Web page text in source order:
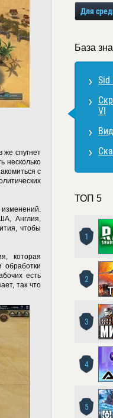
же спугнет
несколько
с
изменений.
Англия,
чтобы
которая
обработки
есть
так что
Для
База
Sid
VI
ТОП 5
1
2
3
4
5